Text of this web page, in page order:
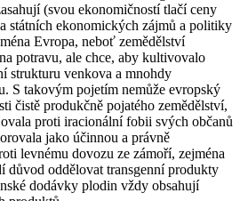
(svou ekonomičností tlačí ceny
státních ekonomických zájmů a politiky
Evropa, neboť zemědělství
potravu, ale chce, aby kultivovalo
strukturu venkova a mnohdy
S takovým pojetím nemůže evropský
čistě produkčně pojatého zemědělství,
proti iracionální fobii svých občanů
jako účinnou a právně
levnému dovozu ze zámoří, zejména
důvod oddělovat transgenní produkty
dodávky plodin vždy obsahují